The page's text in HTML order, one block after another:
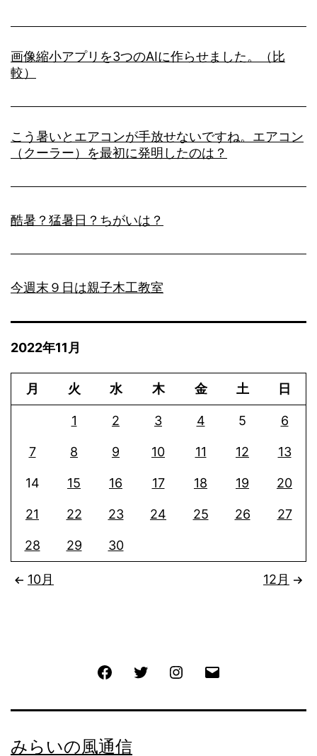
画像縮小アプリを3つのAIに作らせました。（比
較）
こう暑いとエアコンが手放せないですね。エアコン
（クーラー）を最初に発明したのは？
酷暑？猛暑日？ちがいは？
今週末９日は親子木工教室
2022年11月
月 火 水 木 金 土 日
1 2 3 4 5 6
7 8 9 10 11 12 13
14 15 16 17 18 19 20
21 22 23 24 25 26 27
28 29 30
10月 12月
FacebookTwitter Instagram
みらいの風通信